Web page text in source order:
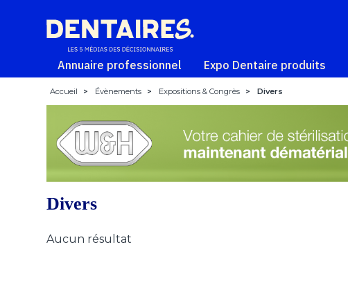
Annuaire professionnel Expo Dentaire produits
Accueil > Évènements > Expositions & Congrès > Divers
Divers
Aucun résultat